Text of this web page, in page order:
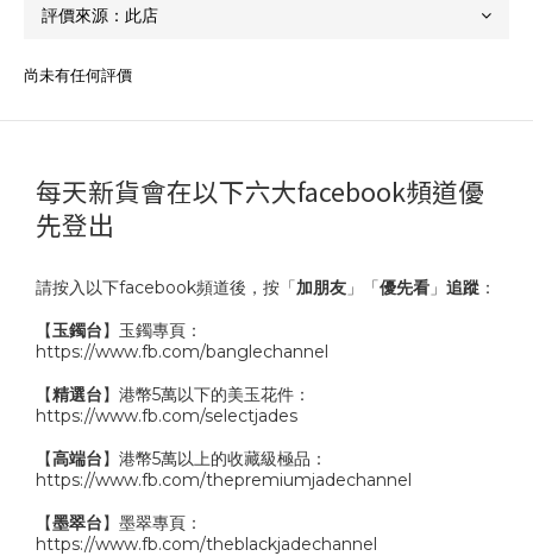
尚未有任何評價
每天新貨會在以下六大facebook頻道優
先登出
請按入以下facebook頻道後，按「加朋友 」「優先看 」 追蹤 ：
【玉鐲台】玉鐲專頁：
https://www.fb.com/banglechannel
【精選台】港幣5萬以下的美玉花件：
https://www.fb.com/selectjades
【高端台】港幣5萬以上的收藏級極品：
https://www.fb.com/thepremiumjadechannel
【墨翠台】墨翠專頁：
https://www.fb.com/theblackjadechannel